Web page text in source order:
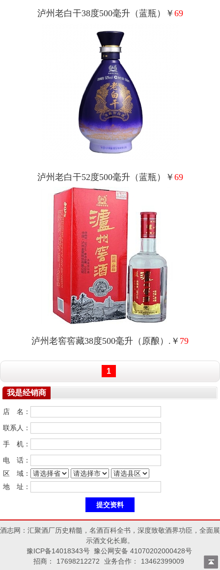
泸州老白干38度500毫升（蓝瓶）￥ 69
泸州老白干52度500毫升（蓝瓶）￥ 69
泸州老窖窖藏38度500毫升（原酿）.￥ 79
1
我是经销商
店 名：
联系人：
手 机：
电 话：
区 域：
地 址：
酒志网：汇聚酒厂历史精髓，名酒百科全书，深度致敬酒界功臣，全面展
示酒文化长廊。
豫ICP备14018343号 豫公网安备 41070202000428号
招商：
17698212272 业务合作： 13462399009